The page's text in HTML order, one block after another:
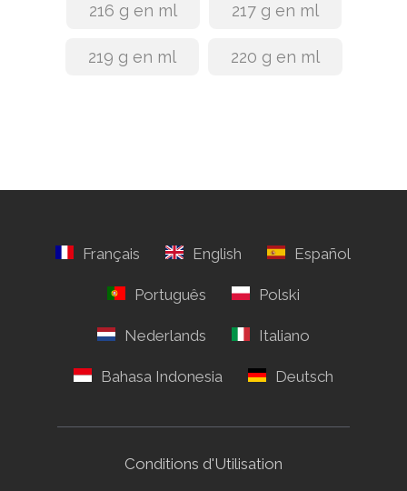
216 g en ml 217 g en ml
219 g en ml 220 g en ml
Conditions d'Utilisation